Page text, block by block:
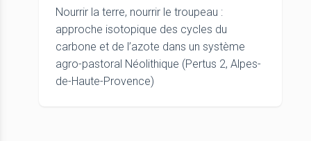
Nourrir la terre, nourrir le troupeau :
approche isotopique des cycles du
carbone et de l’azote dans un système
agro-pastoral Néolithique (Pertus 2, Alpes-
de-Haute-Provence)